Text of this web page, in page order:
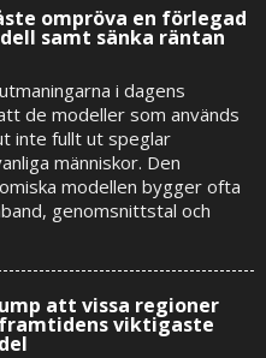
ompröva en förlegad
samt sänka räntan
i dagens
de modeller som används
inte fullt ut speglar
människor. Den
modellen bygger ofta
genomsnittstal och
att vissa regioner
viktigaste